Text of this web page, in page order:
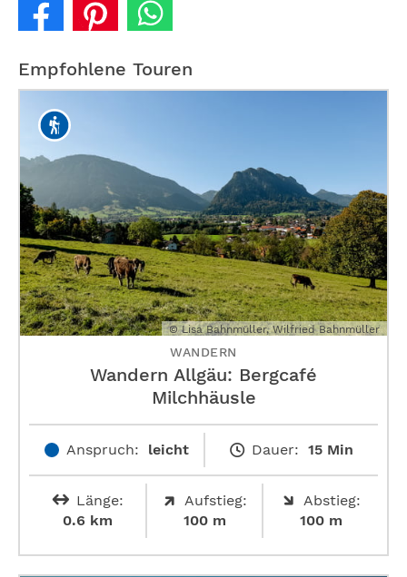
Empfohlene Touren
© Lisa Bahnmüller, Wilfried Bahnmüller
WANDERN
Wandern Allgäu: Bergcafé
Milchhäusle
Anspruch: leicht Dauer: 15 Min
Länge:
0.6 km
Aufstieg:
100 m
Abstieg:
100 m